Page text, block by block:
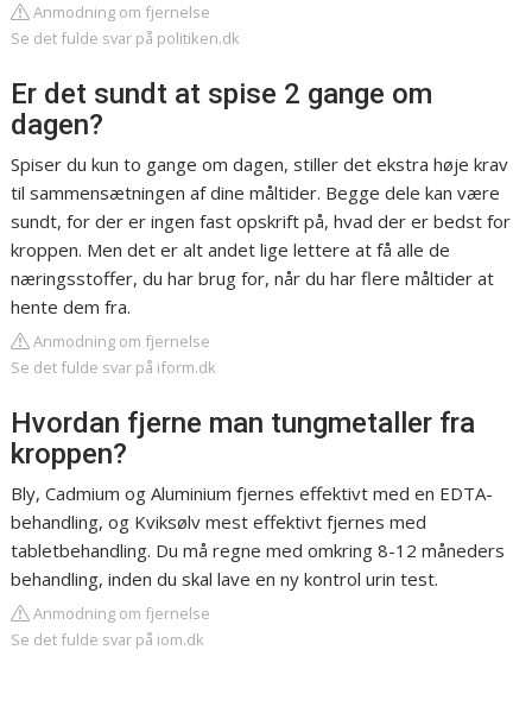
Anmodning om fjernelse
Se det fulde svar på politiken.dk
Er det sundt at spise 2 gange om
dagen?
Spiser du kun to gange om dagen, stiller det ekstra høje krav
til sammensætningen af dine måltider. Begge dele kan være
sundt, for der er ingen fast opskrift på, hvad der er bedst for
kroppen. Men det er alt andet lige lettere at få alle de
næringsstoffer, du har brug for, når du har flere måltider at
hente dem fra.
Anmodning om fjernelse
Se det fulde svar på iform.dk
Hvordan fjerne man tungmetaller fra
kroppen?
Bly, Cadmium og Aluminium fjernes effektivt med en EDTA-
behandling, og Kviksølv mest effektivt fjernes med
tabletbehandling. Du må regne med omkring 8-12 måneders
behandling, inden du skal lave en ny kontrol urin test.
Anmodning om fjernelse
Se det fulde svar på iom.dk